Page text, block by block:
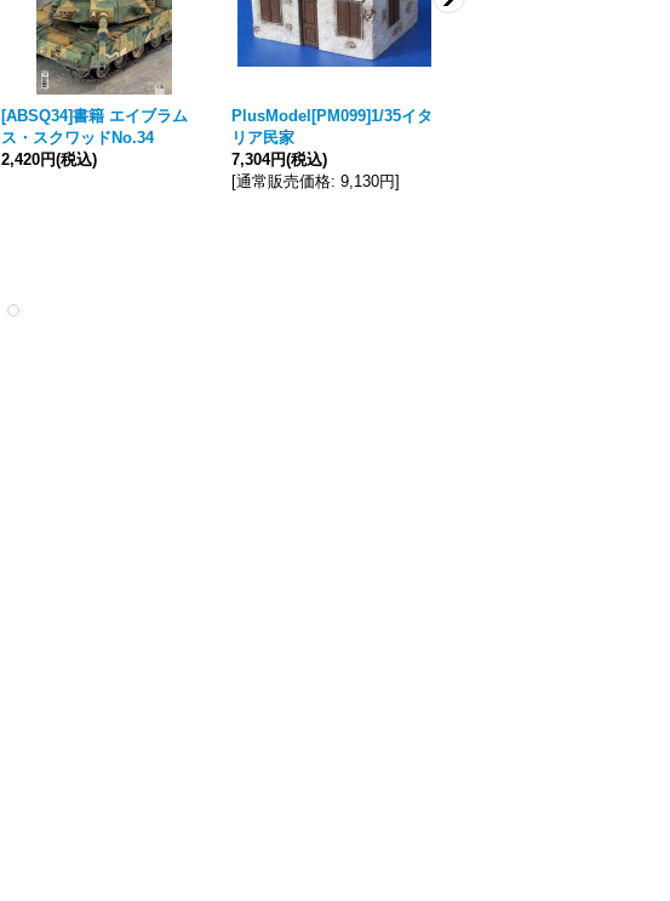
[ABSQ34]書籍 エイブラム
ス・スクワッドNo.34
2,420円(税込)
PlusModel[PM099]1/35イタ
リア民家
7,304円(税込)
[通常販売価格: 9,130円]